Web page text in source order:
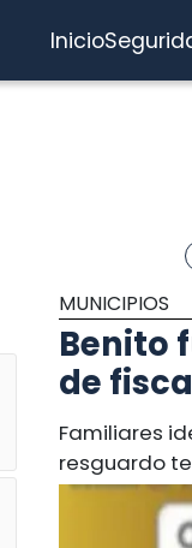
Inicio
MUNICIPIOS
Benito
de
Familiares
resguardo